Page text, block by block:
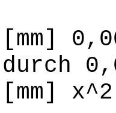
[mm]
durch
[mm]